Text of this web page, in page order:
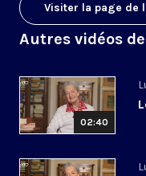
Visiter la page de
Autres vidéos
02:40